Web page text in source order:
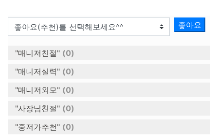
좋아요
"매니저친절" (0)
"매니저실력" (0)
"매니저외모" (0)
"사장님친절" (0)
"중저가추천" (0)